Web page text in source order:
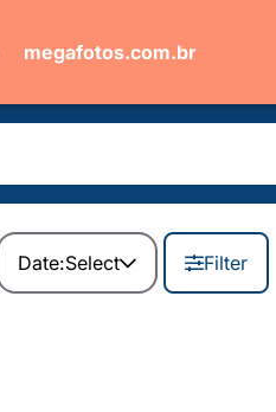
megafotos.com.br
Date:Select Filter